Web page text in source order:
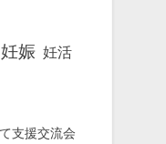
妊娠 妊活
支援交流会